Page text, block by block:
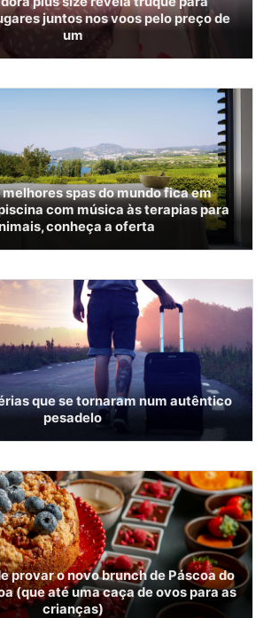
juntos nos voos pelo preço de
um
melhores spas do mundo fica em
com música às terapias para
conheça a oferta
que se tornaram num autêntico
pesadelo
provar o novo brunch de Páscoa do
(que até uma caça de ovos para as
crianças)